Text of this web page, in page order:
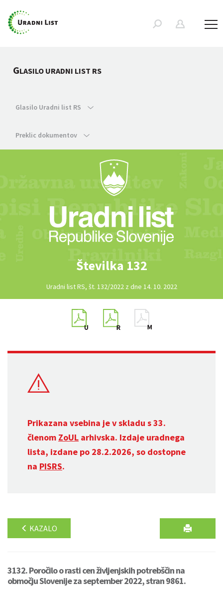
GLASILO URADNI LIST RS
Glasilo Uradni list RS
Preklic dokumentov
Številka 132
Uradni list RS, št. 132/2022 z dne 14. 10. 2022
Prikazana vsebina je v skladu s 33.
členom ZoUL arhivska. Izdaje uradnega
lista, izdane po 28.2.2026, so dostopne
na PISRS.
KAZALO
3132. Poročilo o rasti cen življenjskih potrebščin na
območju Slovenije za september 2022, stran 9861.